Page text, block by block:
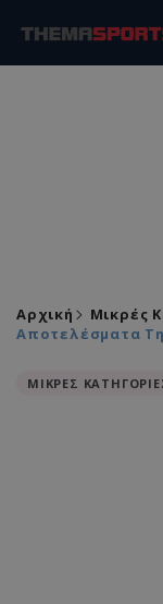
Αρχική Μικρές
Αποτελέσματα
ΜΙΚΡΕΣ